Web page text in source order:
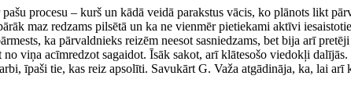
procesu – kurš un kādā veidā parakstus vācis, ko plānots likt
maz redzams pilsētā un ka ne vienmēr pietiekami aktīvi
ka pārvaldnieks reizēm neesot sasniedzams, bet bija arī
viņa acīmredzot sagaidot. Īsāk sakot, arī klātesošo viedokļi
īpaši tie, kas reiz apsolīti. Savukārt G. Važa atgādināja, ka, lai